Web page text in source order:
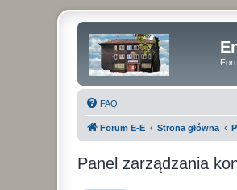
FAQ
Forum E-E Strona główna
Panel zarządzania